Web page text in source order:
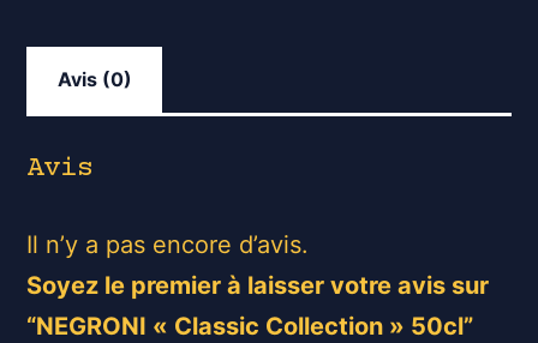
Avis (0)
Avis
Il n’y a pas encore d’avis.
Soyez le premier à laisser votre avis sur
“NEGRONI « Classic Collection » 50cl”